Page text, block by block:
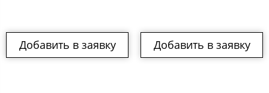
Добавить в заявку Добавить в заявку